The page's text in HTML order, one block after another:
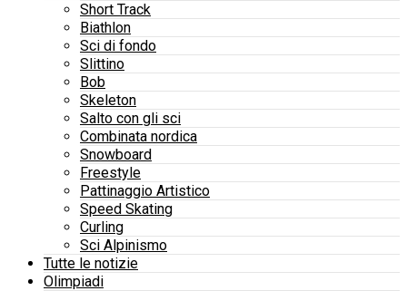
Short Track
Biathlon
Sci di fondo
Slittino
Bob
Skeleton
Salto con gli sci
Combinata nordica
Snowboard
Freestyle
Pattinaggio Artistico
Speed Skating
Curling
Sci Alpinismo
Tutte le notizie
Olimpiadi